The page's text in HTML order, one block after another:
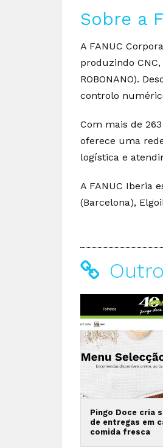
Sobre a
A FANUC
produzindo CNC,
ROBONANO).
controlo
Com mais de
oferece uma
logística e
A FANUC Iberia
(Barcelona),
Pingo Doce cria
de entregas em
comida fresca